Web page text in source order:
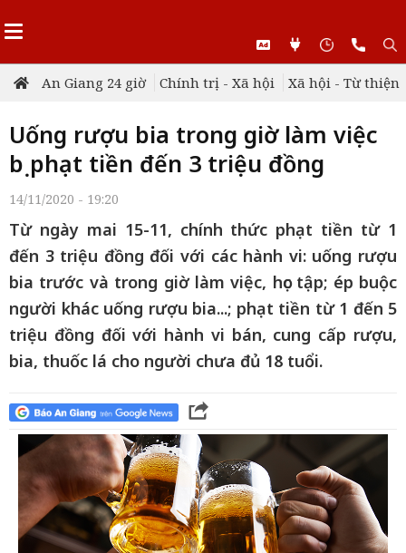
An Giang 24 giờ Chính trị - Xã hội Xã hội - Từ thiện
Uống rượu bia trong giờ làm việc
bị phạt tiền đến 3 triệu đồng
14/11/2020 - 19:20
Từ ngày mai 15-11, chính thức phạt tiền từ 1
đến 3 triệu đồng đối với các hành vi: uống rượu
bia trước và trong giờ làm việc, học tập; ép buộc
người khác uống rượu bia...; phạt tiền từ 1 đến 5
triệu đồng đối với hành vi bán, cung cấp rượu,
bia, thuốc lá cho người chưa đủ 18 tuổi.